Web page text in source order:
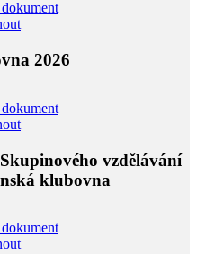
2026
vzdělávání
klubovna